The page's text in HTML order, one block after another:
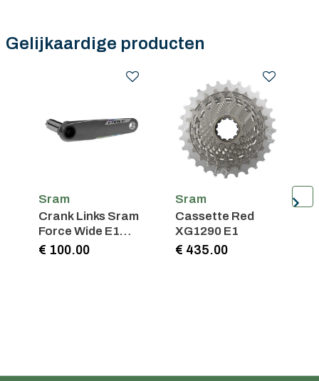
Gelijkaardige producten
Sram
Crank Links Sram
Force Wide E1
172.5mm DUB
€ 100.00
Sram
Cassette Red
XG1290 E1
€ 435.00